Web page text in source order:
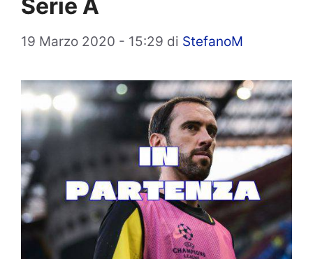
Serie A
19 Marzo 2020 - 15:29 di StefanoM